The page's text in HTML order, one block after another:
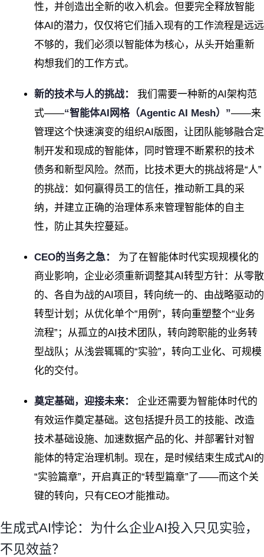
性，并创造出全新的收入机会。但要完全释放智能
体AI的潜力，仅仅将它们插入现有的工作流程是远远
不够的，我们必须以智能体为核心，从头开始重新
构想我们的工作方式。
新的技术与人的挑战：
我们需要一种新的AI架构范
式——“智能体AI网格（Agentic AI Mesh）”——来
管理这个快速演变的组织AI版图，让团队能够融合定
制开发和现成的智能体，同时管理不断累积的技术
债务和新型风险。然而，比技术更大的挑战将是“人”
的挑战：如何赢得员工的信任，推动新工具的采
纳，并建立正确的治理体系来管理智能体的自主
性，防止其失控蔓延。
CEO的当务之急：
为了在智能体时代实现规模化的
商业影响，企业必须重新调整其AI转型方针：从零散
的、各自为战的AI项目，转向统一的、由战略驱动的
转型计划；从优化单个“用例”，转向重塑整个“业务
流程”；从孤立的AI技术团队，转向跨职能的业务转
型战队；从浅尝辄辄的“实验”，转向工业化、可规模
化的交付。
奠定基础，迎接未来：
企业还需要为智能体时代的
有效运作奠定基础。这包括提升员工的技能、改造
技术基础设施、加速数据产品的化、并部署针对智
能体的特定治理机制。现在，是时候结束生成式AI的
“实验篇章”，开启真正的“转型篇章”了——而这个关
键的转向，只有CEO才能推动。
生成式AI悖论：为什么企业AI投入只见实验，
不见效益？